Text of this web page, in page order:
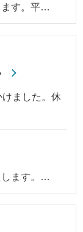
ます。平…
ました。休
します。…